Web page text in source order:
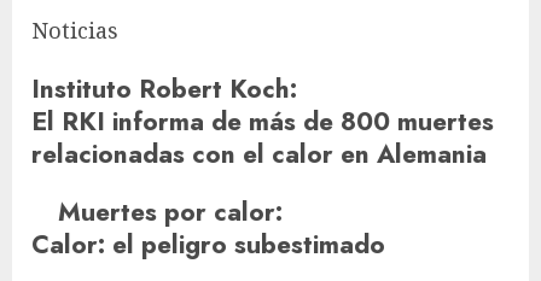
Noticias
Instituto Robert Koch:
El RKI informa de más de 800 muertes
relacionadas con el calor en Alemania
Muertes por calor:
Calor: el peligro subestimado